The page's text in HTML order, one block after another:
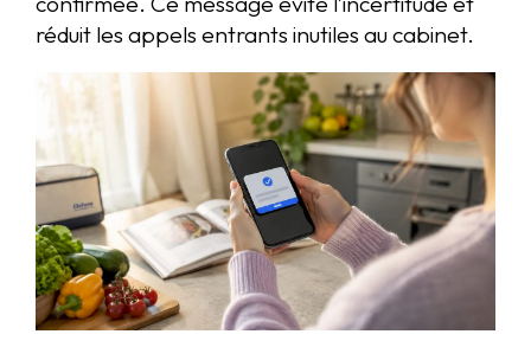
réduit les appels entrants inutiles au cabinet.